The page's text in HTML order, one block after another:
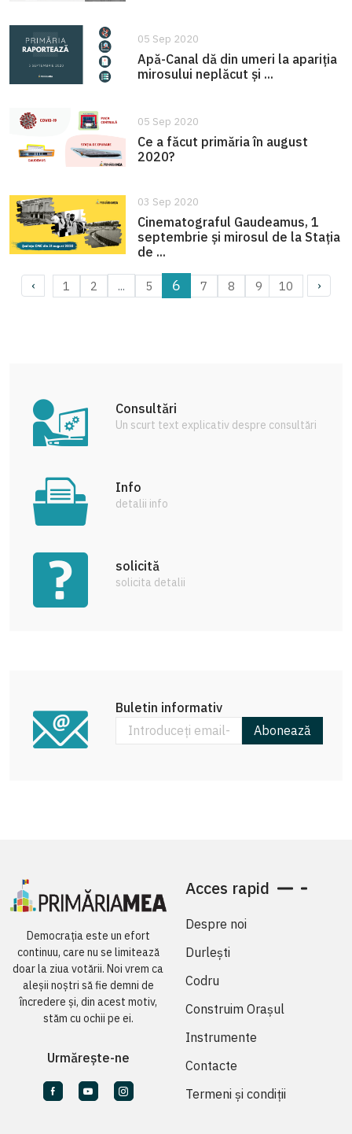
05 Sep 2020
Apă-Canal dă din umeri la apariția
mirosului neplăcut și ...
05 Sep 2020
Ce a făcut primăria în august
2020?
03 Sep 2020
Cinematograful Gaudeamus, 1
septembrie și mirosul de la Stația
de ...
‹ 1 2 ... 5 6 7 8 9 10 ›
Consultări
Un scurt text explicativ despre consultări
Info
detalii info
solicită
solicita detalii
Buletin informativ
Abonează
Democrația este un efort
continuu, care nu se limitează
doar la ziua votării. Noi vrem ca
aleșii noștri să fie demni de
încredere și, din acest motiv,
stăm cu ochii pe ei.
Urmărește-ne
Acces rapid
Despre noi
Durlești
Codru
Construim Orașul
Instrumente
Contacte
Termeni și condiții